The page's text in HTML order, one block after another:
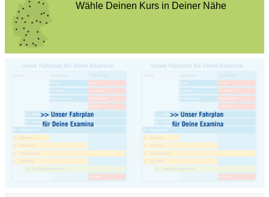
Wähle Deinen Kurs in Deiner Nähe